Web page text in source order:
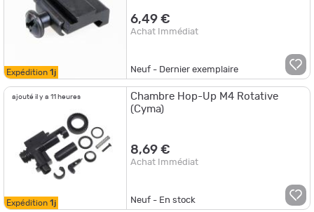
Expédition 1j
6,49 €
Achat Immédiat
Neuf - Dernier exemplaire
ajouté il y a 11 heures
Expédition 1j
Chambre Hop-Up M4 Rotative
(Cyma)
8,69 €
Achat Immédiat
Neuf - En stock